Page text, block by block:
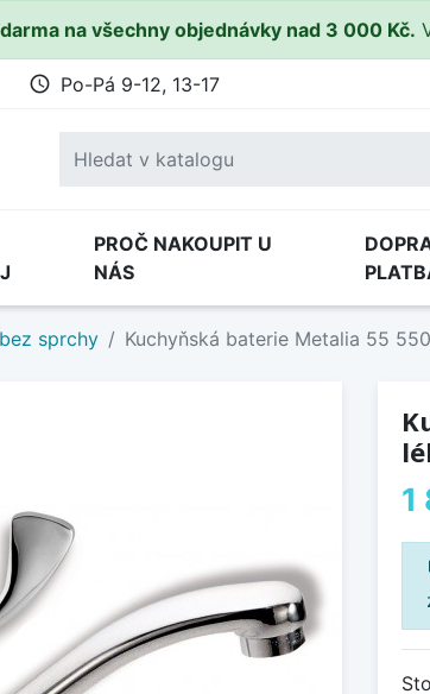
na všechny objednávky nad 3 000 Kč.
access_time Po-Pá 9-12, 13-17
PROČ NAKOUPIT U
NÁS
sprchy Kuchyňská baterie Metalia 55
1